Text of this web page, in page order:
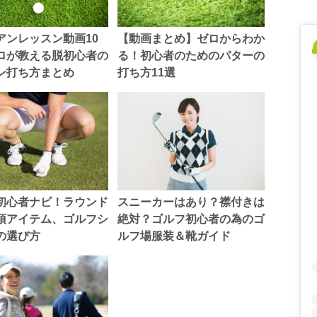
ンレッスン動画10
が教える脱初心者の
打ち方まとめ
【動画まとめ】ゼロからわか
る！初心者のためのパターの
打ち方11選
心者ナビ！ラウンド
アイテム、ゴルフシ
選び方
スニーカーはあり？襟付きは
絶対？ゴルフ初心者の為のゴ
ルフ場服装＆靴ガイド